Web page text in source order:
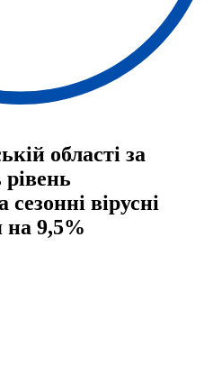
області за
вірусні
на 9,5%